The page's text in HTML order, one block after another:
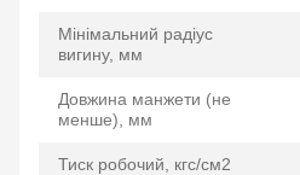
Мінімальний радіус
вигину, мм
Довжина манжети (не
менше), мм
Тиск робочий, кгс/см2